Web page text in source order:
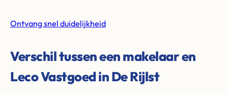
Ontvang snel duidelijkheid
Verschil tussen een makelaar en
Leco Vastgoed in De Rijlst